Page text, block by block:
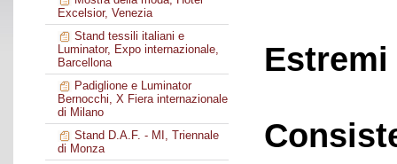
Excelsior, Venezia
Stand tessili italiani e
Luminator, Expo internazionale,
Barcellona
Padiglione e Luminator
Bernocchi, X Fiera internazionale
di Milano
Stand D.A.F. - MI, Triennale
di Monza